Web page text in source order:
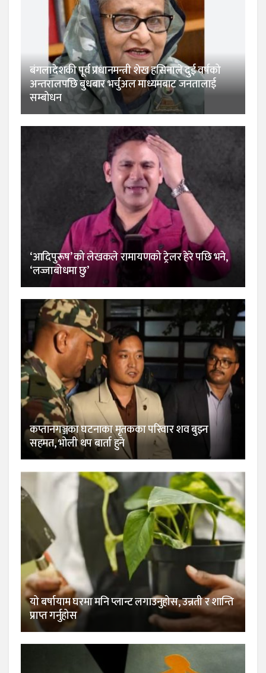
बंगलादेशकी पूर्व प्रधानमन्त्री शेख हसिनाले दुई वर्षको
अन्तरालपछि बुधबार भर्चुअल माध्यमबाट जनतालाई
सम्बोधन
‘आदिपुरूष’ को लेखकले रामायणको ट्रेलर हेरे पछि भने,
‘लज्जाबोधमा छु’
कप्तानगञ्जका घटनाका मृतकका परिवार शव बुझ्न
सहमत, भोली थप बार्ता हुने
यो बर्षायाम घरमा मनि प्लान्ट लगाउनुहोस, उन्नती र शान्ति
प्राप्त गर्नुहोस